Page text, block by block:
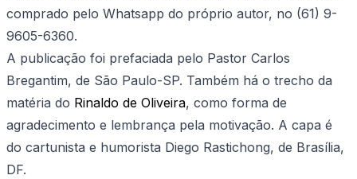
comprado pelo Whatsapp do próprio autor, no (61) 9-
9605-6360.
A publicação foi prefaciada pelo Pastor Carlos
Bregantim, de São Paulo-SP. Também há o trecho da
matéria do Rinaldo de Oliveira, como forma de
agradecimento e lembrança pela motivação. A capa é
do cartunista e humorista Diego Rastichong, de Brasília,
DF.